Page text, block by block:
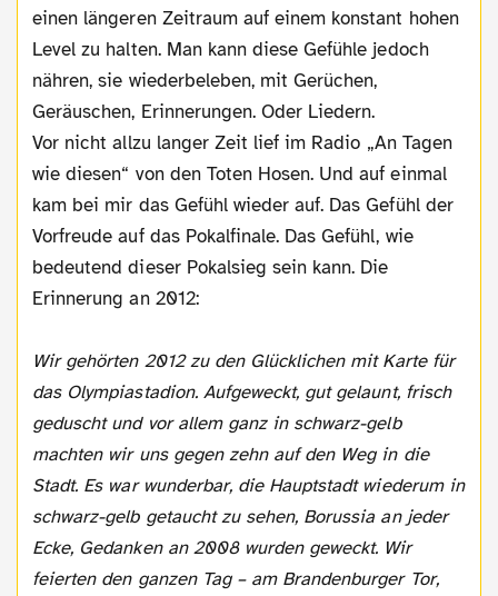
einen längeren Zeitraum auf einem konstant hohen
Level zu halten. Man kann diese Gefühle jedoch
nähren, sie wiederbeleben, mit Gerüchen,
Geräuschen, Erinnerungen. Oder Liedern.
Vor nicht allzu langer Zeit lief im Radio „An Tagen
wie diesen“ von den Toten Hosen. Und auf einmal
kam bei mir das Gefühl wieder auf. Das Gefühl der
Vorfreude auf das Pokalfinale. Das Gefühl, wie
bedeutend dieser Pokalsieg sein kann. Die
Erinnerung an 2012:
Wir gehörten 2012 zu den Glücklichen mit Karte für
das Olympiastadion. Aufgeweckt, gut gelaunt, frisch
geduscht und vor allem ganz in schwarz-gelb
machten wir uns gegen zehn auf den Weg in die
Stadt. Es war wunderbar, die Hauptstadt wiederum in
schwarz-gelb getaucht zu sehen, Borussia an jeder
Ecke, Gedanken an 2008 wurden geweckt. Wir
feierten den ganzen Tag – am Brandenburger Tor,